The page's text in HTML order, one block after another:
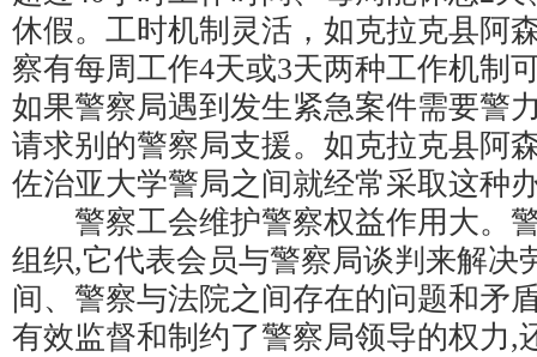
休假。工时机制灵活，如克拉克县阿
察有每周工作4天或3天两种工作机制
如果警察局遇到发生紧急案件需要警
请求别的警察局支援。如克拉克县阿
佐治亚大学警局之间就经常采取这种
警察工会维护警察权益作用大。
组织,它代表会员与警察局谈判来解决
间、警察与法院之间存在的问题和矛
有效监督和制约了警察局领导的权力,